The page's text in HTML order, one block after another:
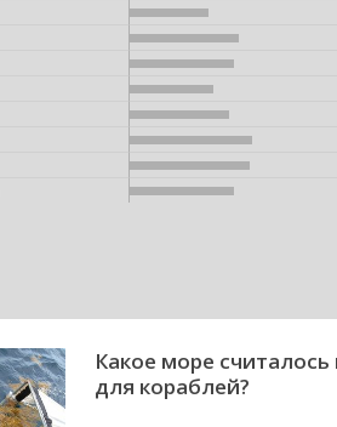
Какое море
для кораблей?